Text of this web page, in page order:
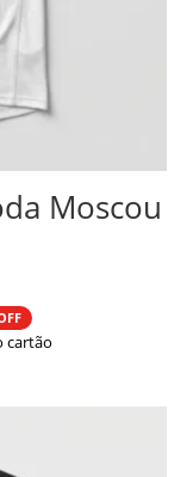
Moscou
cartão